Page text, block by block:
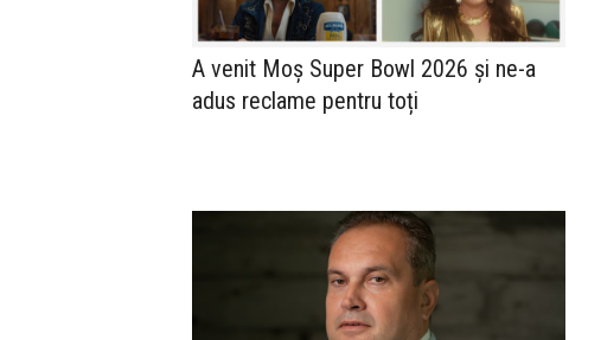
A venit Moș Super Bowl 2026 și ne-a
adus reclame pentru toți